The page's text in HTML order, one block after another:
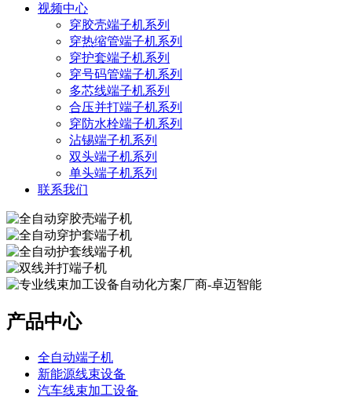
视频中心
穿胶壳端子机系列
穿热缩管端子机系列
穿护套端子机系列
穿号码管端子机系列
多芯线端子机系列
合压并打端子机系列
穿防水栓端子机系列
沾锡端子机系列
双头端子机系列
单头端子机系列
联系我们
产品中心
全自动端子机
新能源线束设备
汽车线束加工设备